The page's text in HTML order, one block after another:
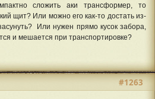
сложить аки трансформер, то
щит? Или можно его как-то достать из-
Или нужен прямо кусок забора,
и мешается при транспортировке?
#1263